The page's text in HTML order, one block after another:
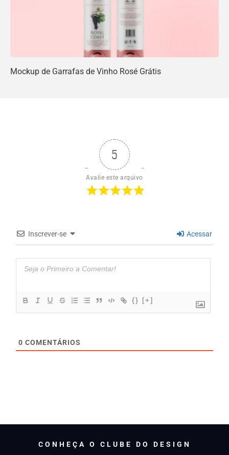
Mockup de Garrafas de Vinho Rosé Grátis
5
Avalie este arquivo
Inscrever-se Acessar
{} [+]
0 COMENTÁRIOS
CONHEÇA O CLUBE DO DESIGN